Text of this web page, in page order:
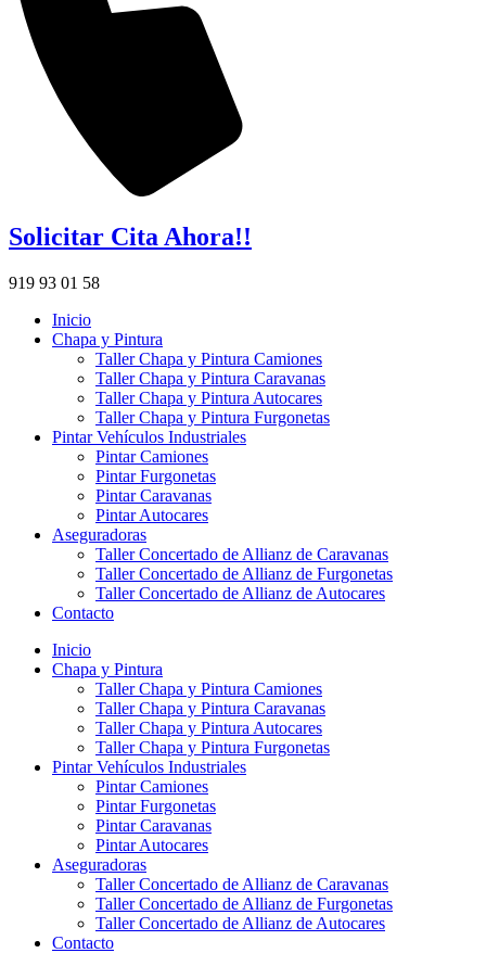
Solicitar Cita Ahora!!
919 93 01 58
Inicio
Chapa y Pintura
Taller Chapa y Pintura Camiones
Taller Chapa y Pintura Caravanas
Taller Chapa y Pintura Autocares
Taller Chapa y Pintura Furgonetas
Pintar Vehículos Industriales
Pintar Camiones
Pintar Furgonetas
Pintar Caravanas
Pintar Autocares
Aseguradoras
Taller Concertado de Allianz de Caravanas
Taller Concertado de Allianz de Furgonetas
Taller Concertado de Allianz de Autocares
Contacto
Inicio
Chapa y Pintura
Taller Chapa y Pintura Camiones
Taller Chapa y Pintura Caravanas
Taller Chapa y Pintura Autocares
Taller Chapa y Pintura Furgonetas
Pintar Vehículos Industriales
Pintar Camiones
Pintar Furgonetas
Pintar Caravanas
Pintar Autocares
Aseguradoras
Taller Concertado de Allianz de Caravanas
Taller Concertado de Allianz de Furgonetas
Taller Concertado de Allianz de Autocares
Contacto